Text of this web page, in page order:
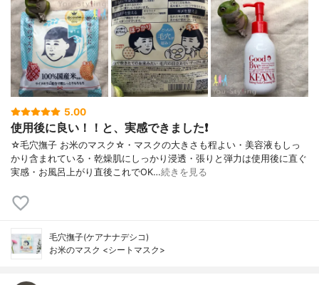
5.00
使用後に良い！！と、実感できました❗
☆毛穴撫子 お米のマスク☆・マスクの大きさも程よい・美容液もしっ
かり含まれている・乾燥肌にしっかり浸透・張りと弾力は使用後に直ぐ
実感・お風呂上がり直後これでOK…続きを見る
毛穴撫子(ケアナナデシコ)
お米のマスク <シートマスク>